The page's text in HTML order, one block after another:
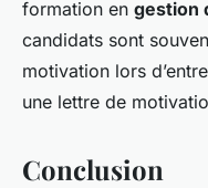
formation en gestion
candidats sont
motivation lors
une lettre de
Conclusion